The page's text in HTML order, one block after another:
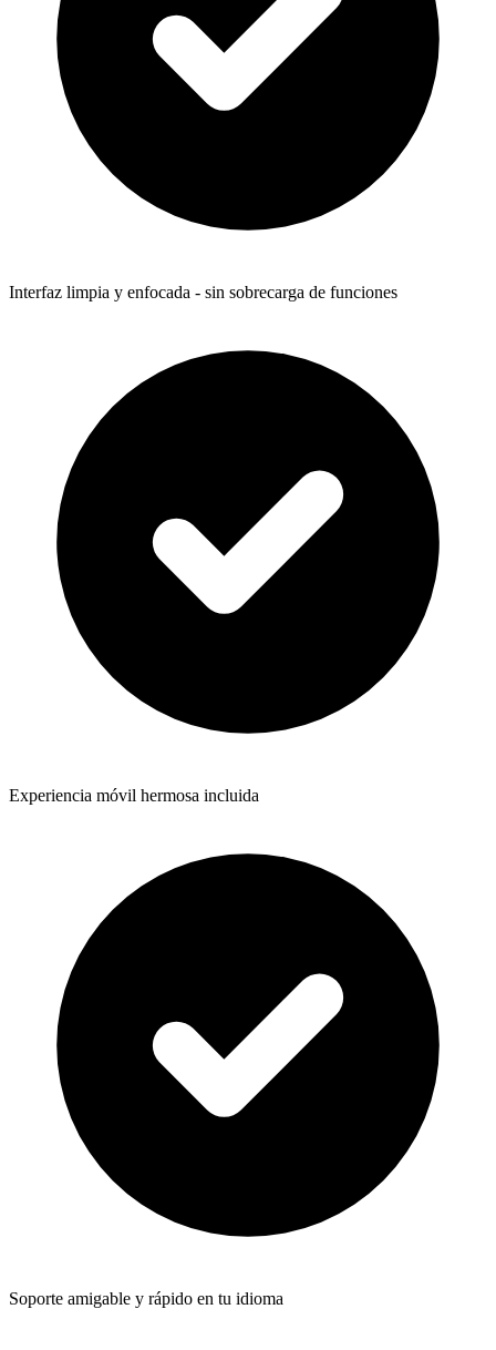
Interfaz limpia y enfocada - sin sobrecarga de funciones
Experiencia móvil hermosa incluida
Soporte amigable y rápido en tu idioma